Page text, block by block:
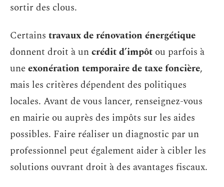
sortir des clous.
Certains travaux de rénovation énergétique
donnent droit à uncrédit d’impôt ou parfois à
uneexonération temporaire de taxe foncière,
mais les critères dépendent des politiques
locales. Avant de vous lancer, renseignez-vous
en mairie ou auprès des impôts sur les aides
possibles. Faire réaliser un diagnostic par un
professionnel peut également aider à cibler les
solutions ouvrant droit à des avantages fiscaux.